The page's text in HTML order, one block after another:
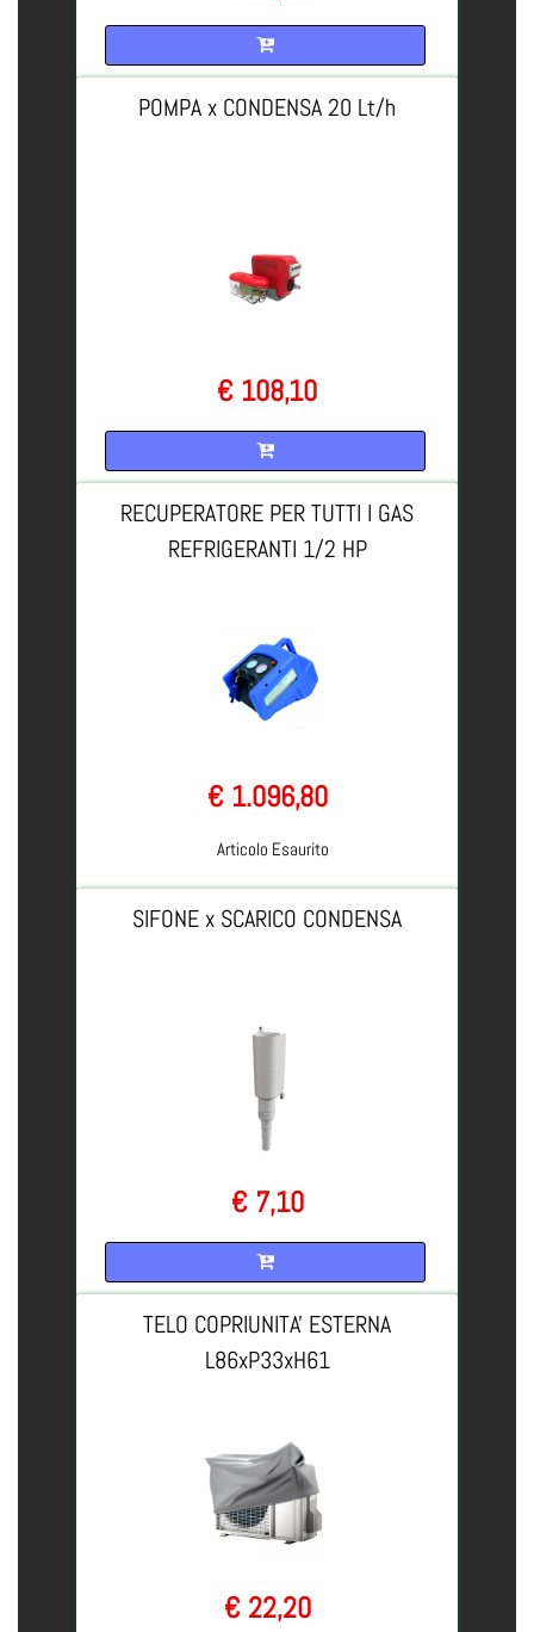
POMPA x CONDENSA 20 Lt/h
€ 108,10
RECUPERATORE PER TUTTI I GAS
REFRIGERANTI 1/2 HP
€ 1.096,80
Articolo Esaurito
SIFONE x SCARICO CONDENSA
€ 7,10
TELO COPRIUNITA' ESTERNA
L86xP33xH61
€ 22,20